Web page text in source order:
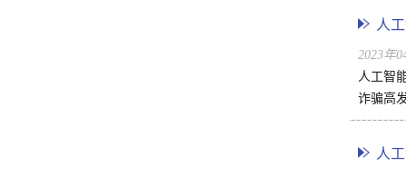
人
2023年
人工智
诈骗高
人